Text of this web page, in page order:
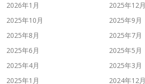
2026年1月
2025年12月
2025年10月
2025年9月
2025年8月
2025年7月
2025年6月
2025年5月
2025年4月
2025年3月
2025年1月
2024年12月